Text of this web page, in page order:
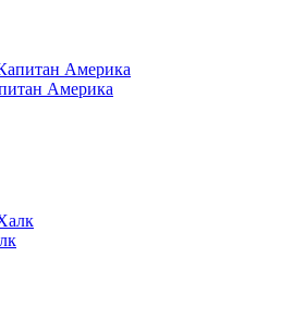
Америка